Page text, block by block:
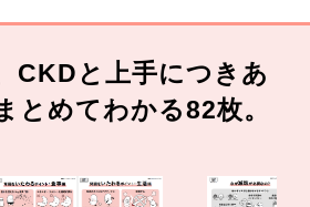
CKDと上手につきあ
とめてわかる82枚。